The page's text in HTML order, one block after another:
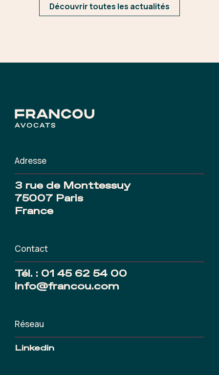
Découvrir toutes les actualités
Adresse
3 rue de Monttessuy
75007 Paris
France
Contact
Tél. : 01 45 62 54 00
info@francou.com
Réseau
Linkedin